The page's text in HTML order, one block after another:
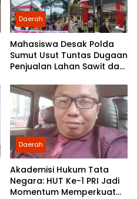
Daerah
Mahasiswa Desak Polda
Sumut Usut Tuntas Dugaan
Penjualan Lahan Sawit dan
Partai Demokrat Sumut
Daerah
Akademisi Hukum Tata
Negara: HUT Ke-1 PRI Jadi
Momentum Memperkuat